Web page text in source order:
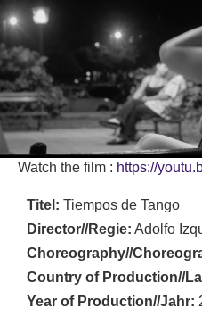
Festival
Berlin
Watch the film : https://
Titel: Tiempos de Tango
Director//Regie: Adolfo
Choreography//
Country of Production//
Year of Production//Jahr: